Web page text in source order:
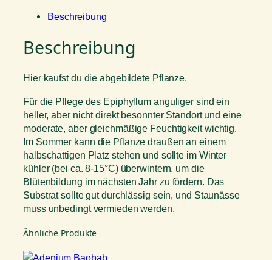
Beschreibung
Beschreibung
Hier kaufst du die abgebildete Pflanze.
Für die Pflege des Epiphyllum anguliger sind ein
heller, aber nicht direkt besonnter Standort und eine
moderate, aber gleichmäßige Feuchtigkeit wichtig.
Im Sommer kann die Pflanze draußen an einem
halbschattigen Platz stehen und sollte im Winter
kühler (bei ca. 8-15°C) überwintern, um die
Blütenbildung im nächsten Jahr zu fördern. Das
Substrat sollte gut durchlässig sein, und Staunässe
muss unbedingt vermieden werden.
Ähnliche Produkte